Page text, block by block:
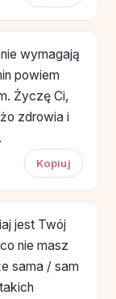
wymagają
powiem
Życzę Ci,
zdrowia i
Kopiuj
jest Twój
nie masz
sama / sam